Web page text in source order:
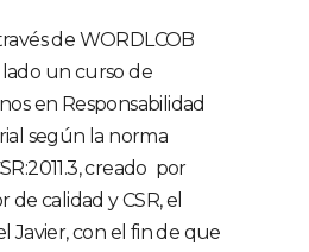
de WORDLCOB
un curso de
en Responsabilidad
según la norma
creado por
calidad y CSR, el
Javier, con el fin de que